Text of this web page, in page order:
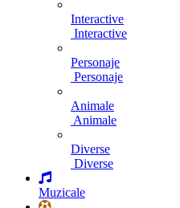
Interactive
Interactive
Personaje
Personaje
Animale
Animale
Diverse
Diverse
Muzicale